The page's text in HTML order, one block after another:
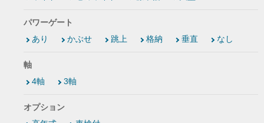
パワーゲート
あり
かぶせ 跳上 格納 垂直 なし
軸
4軸
3軸
オプション